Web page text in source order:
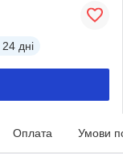
24 дні
Оплата Умови